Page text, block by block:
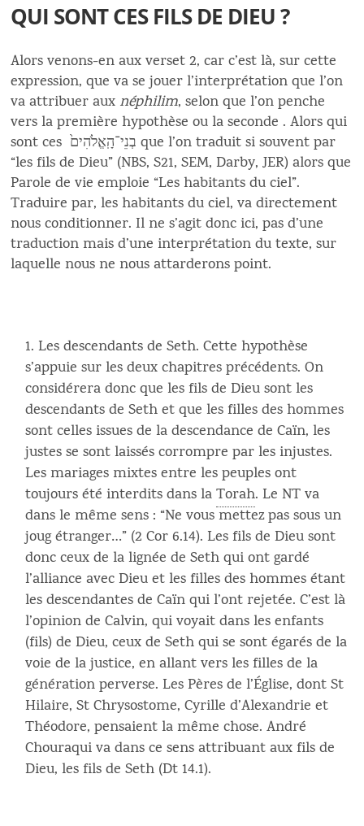
QUI SONT CES FILS DE DIEU ?
Alors venons-en aux verset 2, car c’est là, sur cette
expression, que va se jouer l’interprétation que l’on
va attribuer aux néphilim, selon que l’on penche
vers la première hypothèse ou la seconde . Alors qui
sont ces בְנֵי־הָֽאֱלֹהִים֙ que l’on traduit si souvent par
“les fils de Dieu” (NBS, S21, SEM, Darby, JER) alors que
Parole de vie emploie “Les habitants du ciel”.
Traduire par, les habitants du ciel, va directement
nous conditionner. Il ne s’agit donc ici, pas d’une
traduction mais d’une interprétation du texte, sur
laquelle nous ne nous attarderons point.
Les descendants de Seth. Cette hypothèse
s’appuie sur les deux chapitres précédents. On
considérera donc que les fils de Dieu sont les
descendants de Seth et que les filles des hommes
sont celles issues de la descendance de Caïn, les
justes se sont laissés corrompre par les injustes.
Les mariages mixtes entre les peuples ont
toujours été interdits dans laTorah. Le NT va
dans le même sens : “Ne vous mettez pas sous un
joug étranger…” (2 Cor 6.14). Les fils de Dieu sont
donc ceux de la lignée de Seth qui ont gardé
l’alliance avec Dieu et les filles des hommes étant
les descendantes de Caïn qui l’ont rejetée. C’est là
l’opinion de Calvin, qui voyait dans les enfants
(fils) de Dieu, ceux de Seth qui se sont égarés de la
voie de la justice, en allant vers les filles de la
génération perverse. Les Pères de l’Église, dont St
Hilaire, St Chrysostome, Cyrille d’Alexandrie et
Théodore, pensaient la même chose. André
Chouraqui va dans ce sens attribuant aux fils de
Dieu, les fils de Seth (Dt 14.1).